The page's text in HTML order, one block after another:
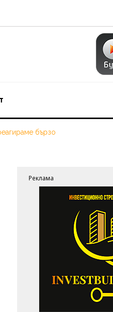
бързо
Реклама